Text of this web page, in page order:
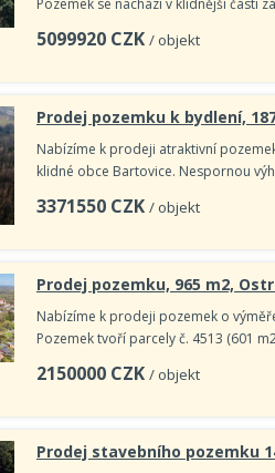
Pozemek se nachází v klidnější části
5099920 CZK / objekt
Prodej pozemku k bydlení,
Nabízíme k prodeji atraktivní
klidné obce Bartovice. Nespornou
3371550 CZK / objekt
Prodej pozemku, 965 m2,
Nabízíme k prodeji pozemek o
Pozemek tvoří parcely č. 4513 (601
2150000 CZK / objekt
Prodej stavebního pozemku